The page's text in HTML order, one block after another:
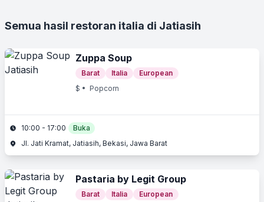
Semua hasil restoran italia di Jatiasih
Zuppa Soup
Barat Italia
European
$ • Popcorn
10:00 - 17:00
Buka
Jl. Jati Kramat, Jatiasih, Bekasi, Jawa Barat
Pastaria by Legit Group
Barat Italia
European